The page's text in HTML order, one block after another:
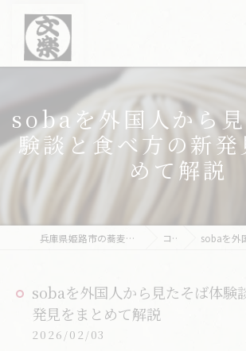
sobaを外国人から
験談と食べ方の新発
めて解説
兵庫県姫路市の蕎麦なら文楽皿そば 姫路駅南店 コラム sobaを外国人から見
sobaを外国人から見たそば体験
発見をまとめて解説
2026/02/03